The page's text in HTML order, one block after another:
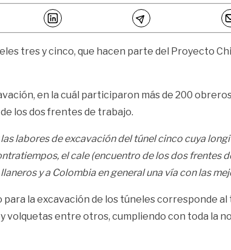
tres y cinco, que hacen parte del Proyecto
en la cuál participaron más de 200
los dos frentes de trabajo.
labores de excavación del túnel cinco cuya
el cale (encuentro de los dos frentes
y a Colombia en general una vía con las
la excavación de los túneles corresponde
volquetas entre otros, cumpliendo con toda la